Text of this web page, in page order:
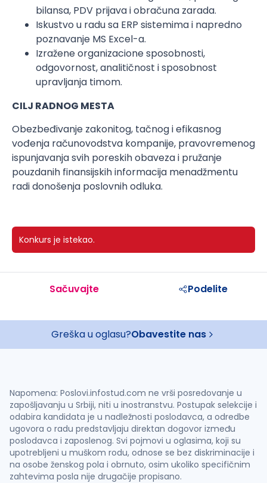
bilansa, PDV prijava i obračuna zarada.
Iskustvo u radu sa ERP sistemima i napredno
poznavanje MS Excel-a.
Izražene organizacione sposobnosti,
odgovornost, analitičnost i sposobnost
upravljanja timom.
CILJ RADNOG MESTA
Obezbeđivanje zakonitog, tačnog i efikasnog
vođenja računovodstva kompanije, pravovremenog
ispunjavanja svih poreskih obaveza i pružanje
pouzdanih finansijskih informacija menadžmentu
radi donošenja poslovnih odluka.
Konkurs je istekao.
Sačuvajte Podelite
Greška u oglasu?Obavestite nas
Napomena: Poslovi.infostud.com ne vrši posredovanje u
zapošljavanju u Srbiji, niti u inostranstvu. Postupak selekcije i
odabira kandidata je u nadležnosti poslodavca, a odredbe
ugovora o radu predstavljaju direktan dogovor između
poslodavca i zaposlenog. Svi pojmovi u oglasima, koji su
upotrebljeni u muškom rodu, odnose se bez diskriminacije i
na osobe ženskog pola i obrnuto, osim ukoliko specifičnim
zahtevima posla nije drugačije propisano.